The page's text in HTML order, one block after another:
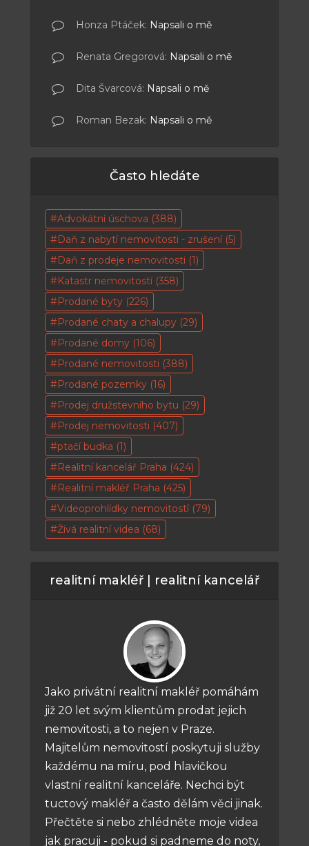
Honza Ptáček: Napsali o mě
Renata Gregorová: Napsali o mě
Dita Švarcová: Napsali o mě
Roman Bezak: Napsali o mě
Často hledáte
Advokátní úschova (388)
Daň z nabytí nemovitosti - zrušení(5)
Daň z prodeje nemovitosti (1)
Katastr nemovitostí(358)
Prodané byty (226)
Prodané chaty a chalupy (29)
Prodané domy (106)
Prodané nemovitosti (388)
Prodané pozemky (16)
Prodej družstevního bytu (29)
Prodej nemovitosti (407)
ptačí budka (1)
Realitní kancelář Praha (424)
Realitní makléř Praha (425)
Videoprohlídky nemovitostí(79)
Živá realitní videa (68)
realitní makléř | realitní kancelář
Jako privátní realitní makléř pomáhám
již 20 let svým klientům prodat jejich
nemovitosti, a to nejen v Praze.
Majitelům nemovitostí poskytuji služby
každému na míru, pod hlavičkou
vlastní realitní kanceláře. Nechci být
tuctový makléř a často dělám věci jinak.
Přečtěte si nebo zhlédněte moje videa
jak pracuji - pokud si padneme do noty,